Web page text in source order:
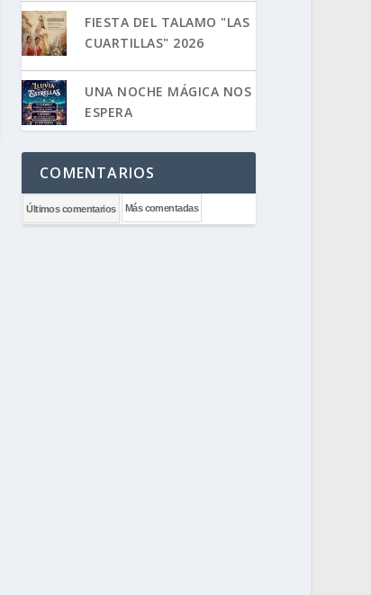
FIESTA DEL TALAMO "LAS
CUARTILLAS" 2026
UNA NOCHE MÁGICA NOS
ESPERA
COMENTARIOS
Últimos comentarios Más comentadas